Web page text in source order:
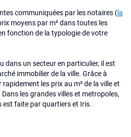
communiquées par les notaires (la
moyens par m² dans toutes les
fonction de la typologie de votre
dans un secteur en particulier, il est
immobilier de la ville. Grâce à
les prix au m² de la ville et
les grandes villes et metropoles,
est faite par quartiers et Iris.